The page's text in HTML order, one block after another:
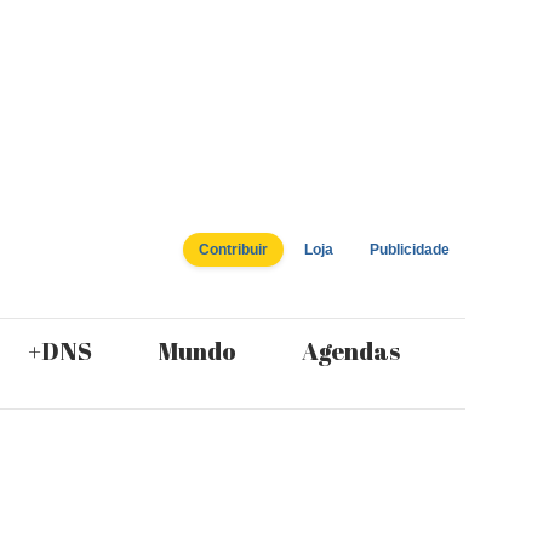
Contribuir Loja Publicidade
+DNS Mundo Agendas